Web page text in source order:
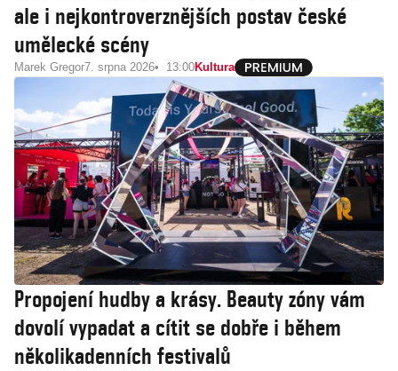
ale i nejkontroverznějších postav české
umělecké scény
Marek Gregor7. srpna 2026 13:00Kultura
Propojení hudby a krásy. Beauty zóny vám
dovolí vypadat a cítit se dobře i během
několikadenních festivalů